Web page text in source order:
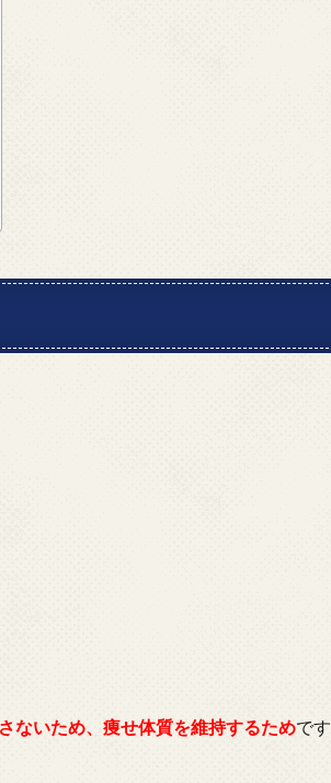
ないため、痩せ体質を維持するためです